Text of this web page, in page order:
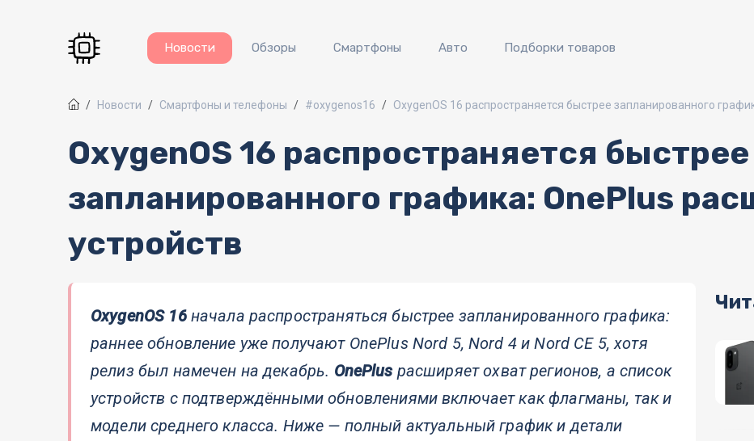
Новости Обзоры Смартфоны Авто Подборки товаров
Новости Смартфоны и телефоны #oxygenos16 OxygenOS 16 распространяется быстрее запланированного
OxygenOS 16 распространяется быстрее
запланированного графика: OnePlus
устройств
OxygenOS 16 начала распространяться быстрее запланированного графика:
раннее обновление уже получают OnePlus Nord 5, Nord 4 и Nord CE 5, хотя
релиз был намечен на декабрь. OnePlus расширяет охват регионов, а список
устройств с подтверждёнными обновлениями включает как флагманы, так и
модели среднего класса. Ниже — полный актуальный график и детали